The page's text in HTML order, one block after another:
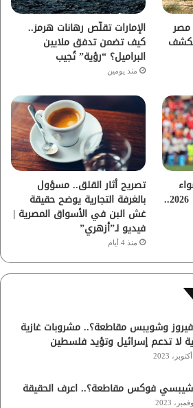
ا
م
مصر الإمارات تقلّص رهانات هرمز..
كيف تضمن تدفق ملايين
البراميل؟ “رؤية” تُجيب
منذ يومين
بسوق الانتقالات الأوروبية 2026..
تصريح أثار القلق.. مسؤول
بالغرفة التجارية يوضح حقيقة
غش البن في الأسواق المصرية |
فيديو لـ”أزهري”
منذ 4 أيام
وشويبس مقاطعة؟.. مشروبات غازية
لا تدعم إسرائيل وتؤيد فلسطين
فوكس مقاطعة؟.. اعرف الحقيقة